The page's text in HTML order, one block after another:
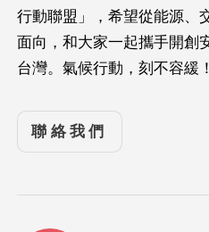
行動聯盟」，希望從能源、
面向，和大家一起攜手開創
台灣。氣候行動，刻不容緩！
聯絡我們